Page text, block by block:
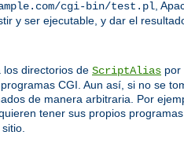
cgi-bin/test.pl,
y ser ejecutable, y dar el
los directorios de ScriptAlias por
CGI. Aun así, si no se
de manera arbitraria. Por
tener sus propios